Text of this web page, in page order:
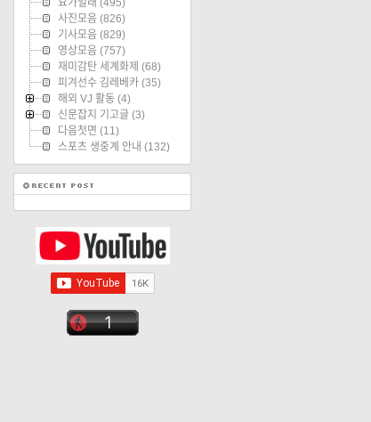
요가일래 (495)
사진모음 (826)
기사모음 (829)
영상모음 (757)
재미감탄 세계화제 (68)
피겨선수 김레베카 (35)
해외 VJ 활동 (4)
신문잡지 기고글 (3)
다음첫면 (11)
스포츠 생중계 안내 (132)